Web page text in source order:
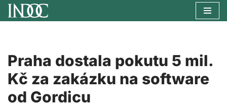
obsah
Praha dostala pokutu 5 mil.
Kč za zakázku na software
od Gordicu